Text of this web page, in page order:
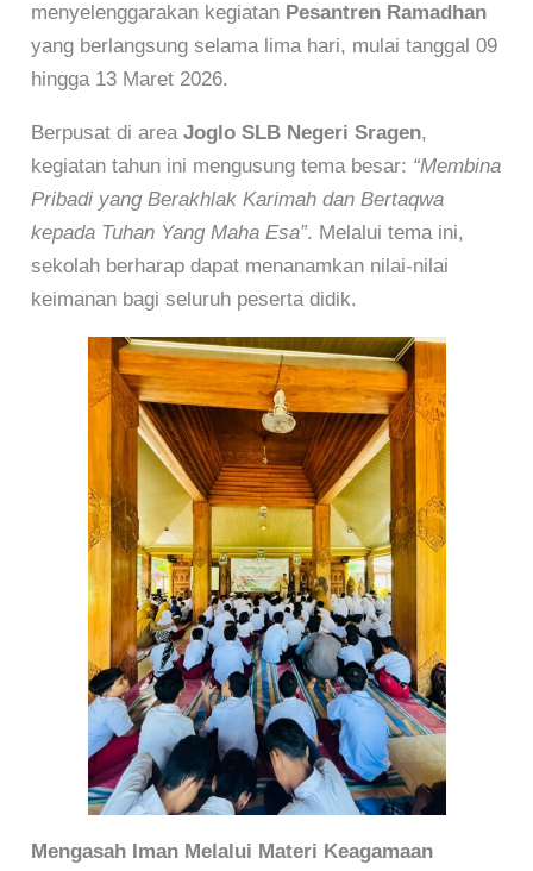
menyelenggarakan kegiatan Pesantren Ramadhan
yang berlangsung selama lima hari, mulai tanggal 09
hingga 13 Maret 2026.
Berpusat di areaJoglo SLB Negeri Sragen,
kegiatan tahun ini mengusung tema besar: “Membina
Pribadi yang Berakhlak Karimah dan Bertaqwa
kepada Tuhan Yang Maha Esa”. Melalui tema ini,
sekolah berharap dapat menanamkan nilai-nilai
keimanan bagi seluruh peserta didik.
Mengasah Iman Melalui Materi Keagamaan